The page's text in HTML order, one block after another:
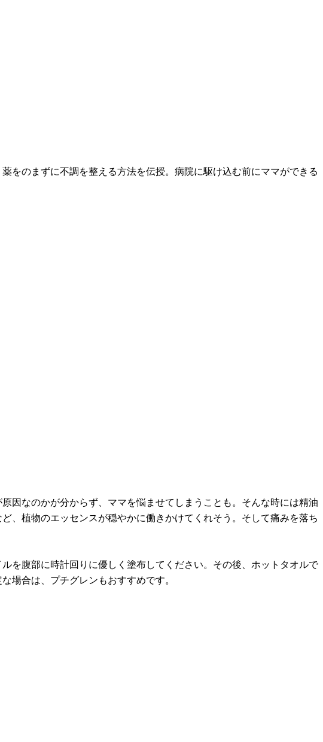
をのまずに不調を整える方法を伝授。病院に駆け込む前にママができる
因なのかが分からず、ママを悩ませてしまうことも。そんな時には精油
、植物のエッセンスが穏やかに働きかけてくれそう。そして痛みを落ち
を腹部に時計回りに優しく塗布してください。その後、ホットタオルで
場合は、プチグレンもおすすめです。